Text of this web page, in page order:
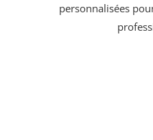
personnalisées